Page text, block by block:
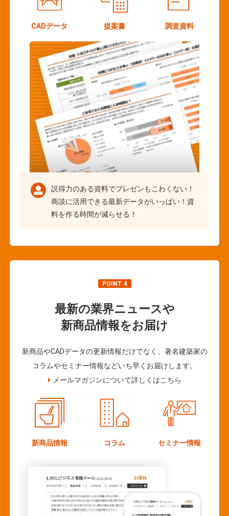
CADデータ 提案書 調査資料
説得力のある資料でプレゼンもこわくない！
商談に活用できる最新データがいっぱい！資
料を作る時間が減らせる！
POINT 4
最新の業界ニュースや
新商品情報をお届け
新商品やCADデータの更新情報だけでなく、著名建築家の
コラムやセミナー情報などいち早くお届けします。
メールマガジンについて詳しくはこちら
新商品情報 コラム セミナー情報